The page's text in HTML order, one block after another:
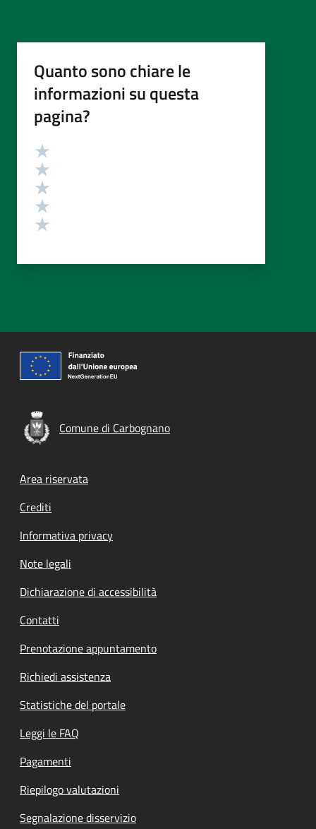
Quanto sono chiare le
informazioni su questa
pagina?
Valutazione
Comune di Carbognano
Footer menu
Area riservata
Crediti
Informativa privacy
Note legali
Dichiarazione di accessibilità
Contatti
Prenotazione appuntamento
Richiedi assistenza
Statistiche del portale
Leggi le FAQ
Pagamenti
Riepilogo valutazioni
Segnalazione disservizio